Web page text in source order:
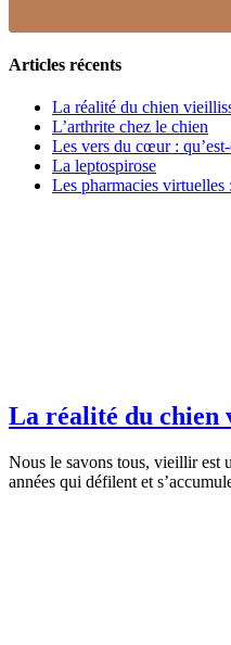
Articles récents
La réalité du chien
L’arthrite chez le chien
Les vers du cœur :
La leptospirose
Les pharmacies virtuelles
La réalité du chien
Nous le savons tous, vieillir est
années qui défilent et